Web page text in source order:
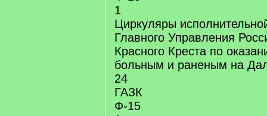
1
Циркуляры
Главного Управления
Красного Креста по
больным и раненым на
24
ГАЗК
Ф-15